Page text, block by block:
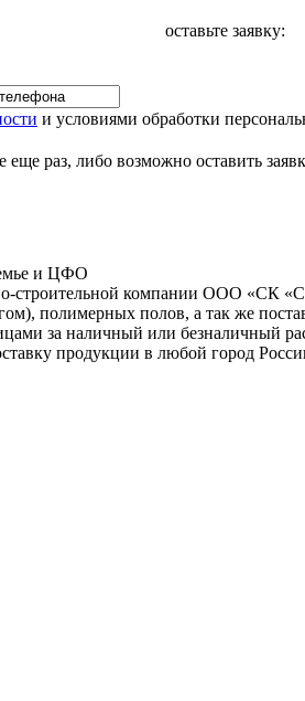
оставьте заявку:
и условиями обработки
раз, либо возможно оставить
и ЦФО
строительной компании ООО «СК
полимерных полов, а так же
за наличный или безналичный
продукции в любой город